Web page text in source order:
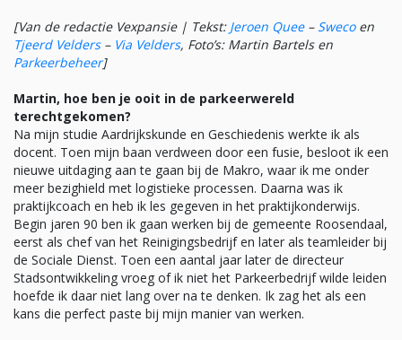
[Van de redactie Vexpansie | Tekst: Jeroen Quee– Swecoen
Tjeerd Velders– Via Velders, Foto’s: Martin Bartels en
Parkeerbeheer]
Martin, hoe ben je ooit in de parkeerwereld
terechtgekomen?
Na mijn studie Aardrijkskunde en Geschiedenis werkte ik als
docent. Toen mijn baan verdween door een fusie, besloot ik een
nieuwe uitdaging aan te gaan bij de Makro, waar ik me onder
meer bezighield met logistieke processen. Daarna was ik
praktijkcoach en heb ik les gegeven in het praktijkonderwijs.
Begin jaren 90 ben ik gaan werken bij de gemeente Roosendaal,
eerst als chef van het Reinigingsbedrijf en later als teamleider bij
de Sociale Dienst. Toen een aantal jaar later de directeur
Stadsontwikkeling vroeg of ik niet het Parkeerbedrijf wilde leiden
hoefde ik daar niet lang over na te denken. Ik zag het als een
kans die perfect paste bij mijn manier van werken.